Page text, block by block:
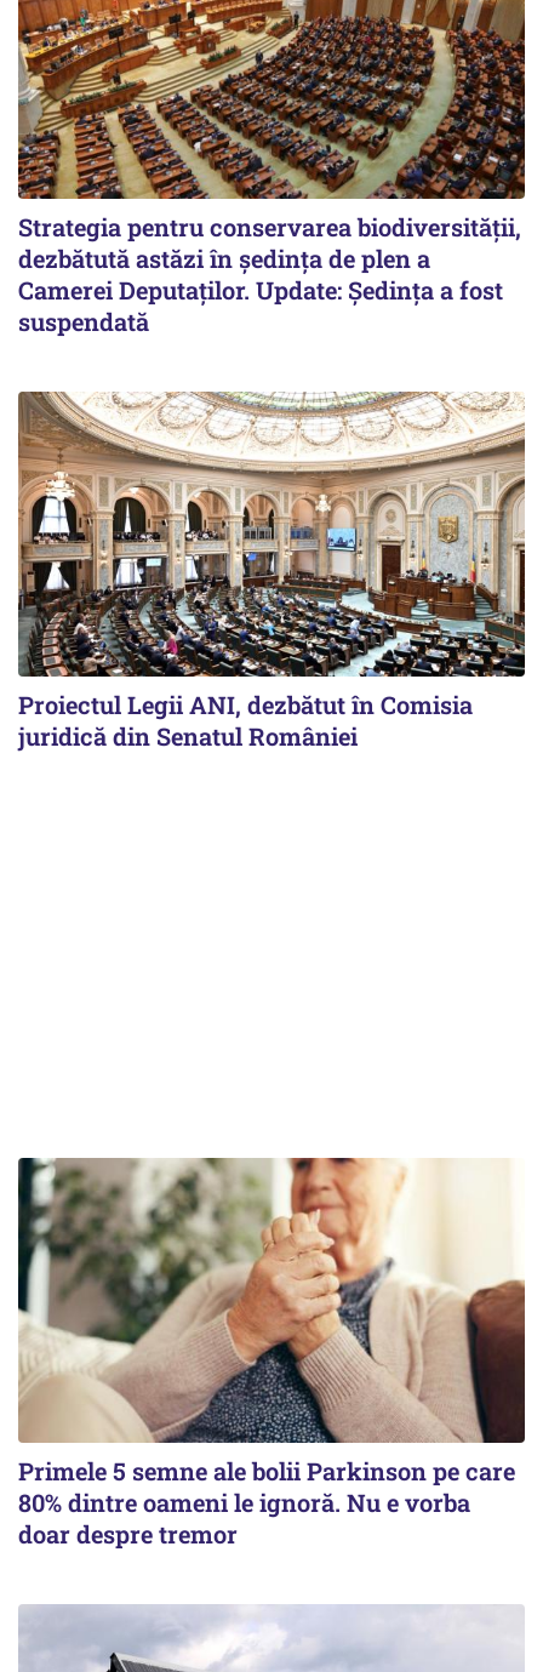
Strategia pentru conservarea biodiversității,
dezbătută astăzi în ședința de plen a
Camerei Deputaților. Update: Ședința a fost
suspendată
Proiectul Legii ANI, dezbătut în Comisia
juridică din Senatul României
Primele 5 semne ale bolii Parkinson pe care
80% dintre oameni le ignoră. Nu e vorba
doar despre tremor